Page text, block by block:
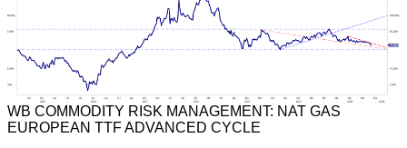
WB COMMODITY RISK MANAGEMENT: NAT GAS
EUROPEAN TTF ADVANCED CYCLE